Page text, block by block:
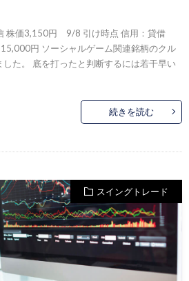
株価3,150円 9/8 引け時点 信用：貸借
円 ソーシャルゲーム関連銘柄のクル
た。 底を打ったと判断するには若干早い
続きを読む
スイングトレード